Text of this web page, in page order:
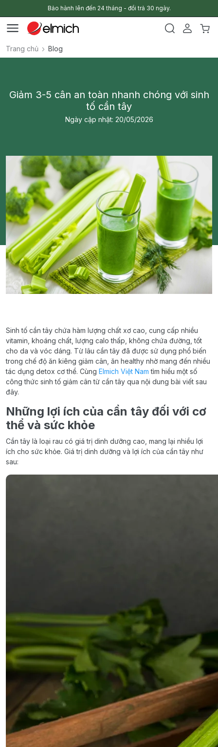
Bảo hành lên đến 24 tháng - đổi trả 30 ngày.
Trang chủ Blog
Giảm 3-5 cân an toàn nhanh chóng với sinh
tố cần tây
Ngày cập nhật: 20/05/2026
Sinh tố cần tây chứa hàm lượng chất xơ cao, cung cấp nhiều
vitamin, khoáng chất, lượng calo thấp, không chứa đường, tốt
cho da và vóc dáng. Từ lâu cần tây đã được sử dụng phổ biến
trong chế độ ăn kiêng giảm cân, ăn healthy nhờ mang đến nhiều
tác dụng detox cơ thể. Cùng Elmich Việt Nam tìm hiểu một số
công thức sinh tố giảm cân từ cần tây qua nội dung bài viết sau
đây.
Những lợi ích của cần tây đối với cơ
thể và sức khỏe
Cần tây là loại rau có giá trị dinh dưỡng cao, mang lại nhiều lợi
ích cho sức khỏe. Giá trị dinh dưỡng và lợi ích của cần tây như
sau: